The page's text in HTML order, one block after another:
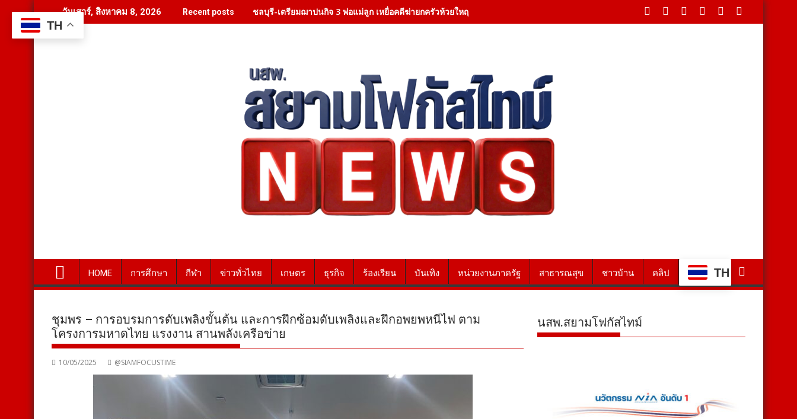
to
content
วันเสาร์, สิงหาคม 8, 2026 Recent posts ชลบุรี-เตรียมฌาปนกิจ 3 พ่อแม่ลูก เหยื่อคดีฆ่ายกครัวห้วยใหญ่ ผู้ว่าฯ ชลบุรีเป็นประธานพิธีบ่ายนี้
HOME การศึกษา กีฬา ข่าวทั่วไทย เกษตร ธุรกิจ ร้องเรียน บันเทิง หน่วยงานภาครัฐ สาธารณสุข ชาวบ้าน คลิป TH
ชุมพร – การอบรมการดับเพลิงขั้นต้น และการฝึกซ้อมดับเพลิงและฝึกอพยพหนีไฟ ตาม
โครงการมหาดไทย แรงงาน สานพลังเครือข่าย
10/05/2025 @SIAMFOCUSTIME
นสพ.สยามโฟกัสไทม์
TH